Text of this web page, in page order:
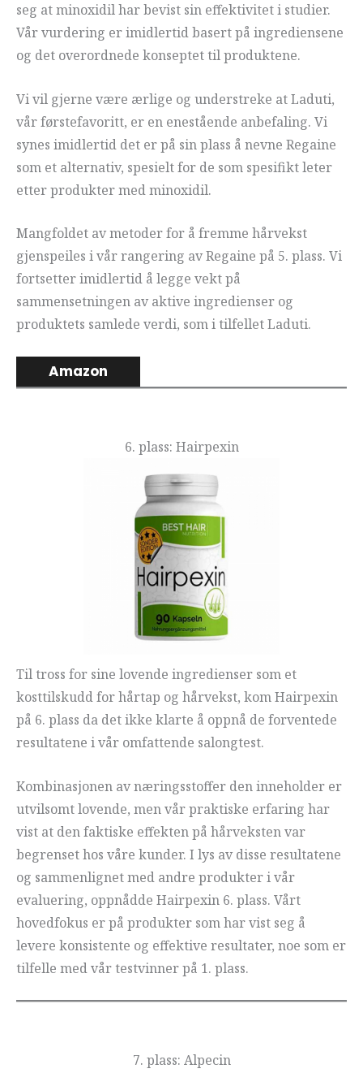
seg at minoxidil har bevist sin effektivitet i studier.
Vår vurdering er imidlertid basert på ingrediensene
og det overordnede konseptet til produktene.
Vi vil gjerne være ærlige og understreke at Laduti,
vår førstefavoritt, er en enestående anbefaling. Vi
synes imidlertid det er på sin plass å nevne Regaine
som et alternativ, spesielt for de som spesifikt leter
etter produkter med minoxidil.
Mangfoldet av metoder for å fremme hårvekst
gjenspeiles i vår rangering av Regaine på 5. plass. Vi
fortsetter imidlertid å legge vekt på
sammensetningen av aktive ingredienser og
produktets samlede verdi, som i tilfellet Laduti.
Amazon
6. plass: Hairpexin
Til tross for sine lovende ingredienser som et
kosttilskudd for hårtap og hårvekst, kom Hairpexin
på 6. plass da det ikke klarte å oppnå de forventede
resultatene i vår omfattende salongtest.
Kombinasjonen av næringsstoffer den inneholder er
utvilsomt lovende, men vår praktiske erfaring har
vist at den faktiske effekten på hårveksten var
begrenset hos våre kunder. I lys av disse resultatene
og sammenlignet med andre produkter i vår
evaluering, oppnådde Hairpexin 6. plass. Vårt
hovedfokus er på produkter som har vist seg å
levere konsistente og effektive resultater, noe som er
tilfelle med vår testvinner på 1. plass.
7. plass: Alpecin